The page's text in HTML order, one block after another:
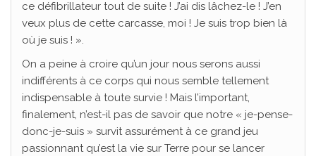
ce défibrillateur tout de suite ! J’ai dis lâchez-le ! J’en
veux plus de cette carcasse, moi ! Je suis trop bien là
où je suis ! ».
On a peine à croire qu’un jour nous serons aussi
indifférents à ce corps qui nous semble tellement
indispensable à toute survie ! Mais l’important,
finalement, n’est-il pas de savoir que notre « je-pense-
donc-je-suis » survit assurément à ce grand jeu
passionnant qu’est la vie sur Terre pour se lancer